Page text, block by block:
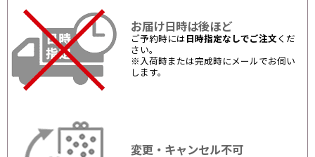
お届け日時は後ほど
ご予約時には 日時指定なしでご注文 くだ
さい。
※入荷時または完成時にメールでお伺い
します。
変更・キャンセル不可